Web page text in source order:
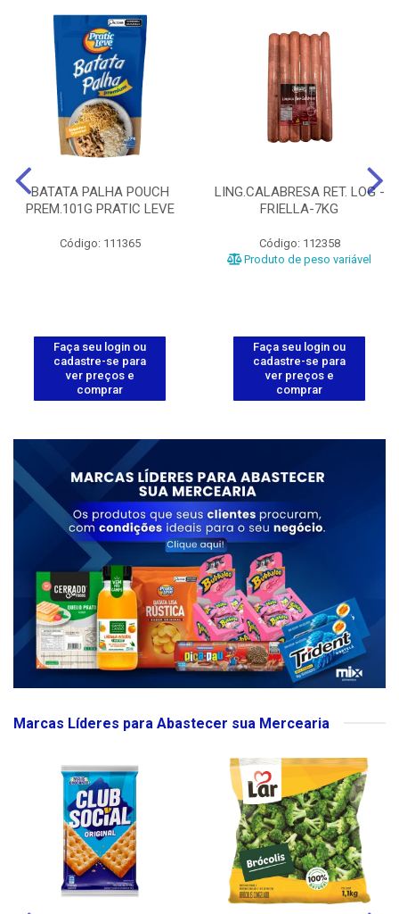
BATATA PALHA POUCH
PREM.101G PRATIC LEVE
Código: 111365
Faça seu login ou
cadastre-se para
ver preços e
comprar
LING.CALABRESA RET. LOG -
FRIELLA-7KG
Código: 112358
Produto de peso variável
Faça seu login ou
cadastre-se para
ver preços e
comprar
Marcas Líderes para Abastecer sua Mercearia